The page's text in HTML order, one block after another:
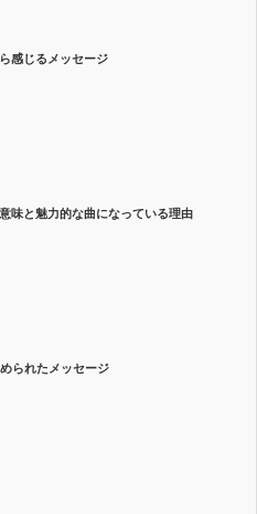
感じるメッセージ
味と魅力的な曲になっている理由
られたメッセージ